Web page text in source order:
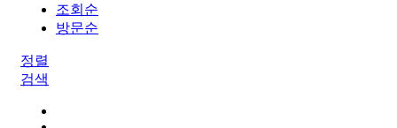
조회순
방문순
정렬
검색